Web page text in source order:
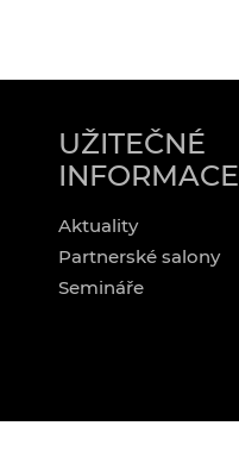
UŽITEČNÉ
INFORMACE
Aktuality
Partnerské salony
Semináře